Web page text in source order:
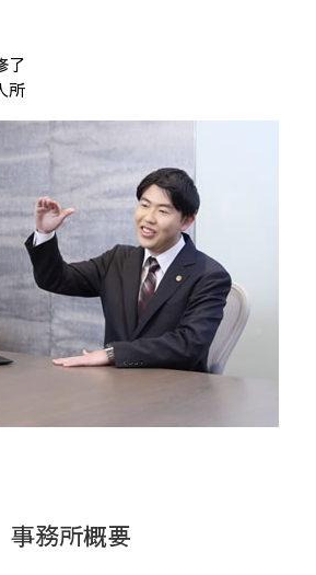
了
所
事務所概要